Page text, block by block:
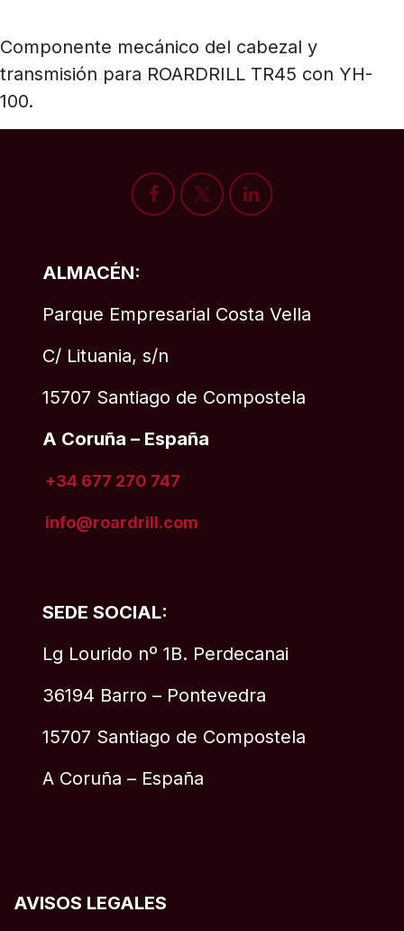
Componente mecánico del cabezal y
transmisión para ROARDRILL TR45 con YH-
100.
SEDE SOCIAL:
Lg Lourido nº 1B. Perdecanai
36194 Barro – Pontevedra
15707 Santiago de Compostela
A Coruña – España
ALMACÉN:
Parque Empresarial Costa Vella
C/ Lituania, s/n
15707 Santiago de Compostela
A Coruña – España
+34 677 270 747
info@roardrill.com
AVISOS LEGALES